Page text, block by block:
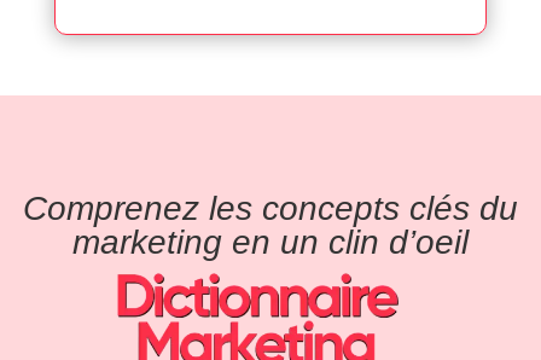
Comprenez les concepts clés du
marketing en un clin d’oeil